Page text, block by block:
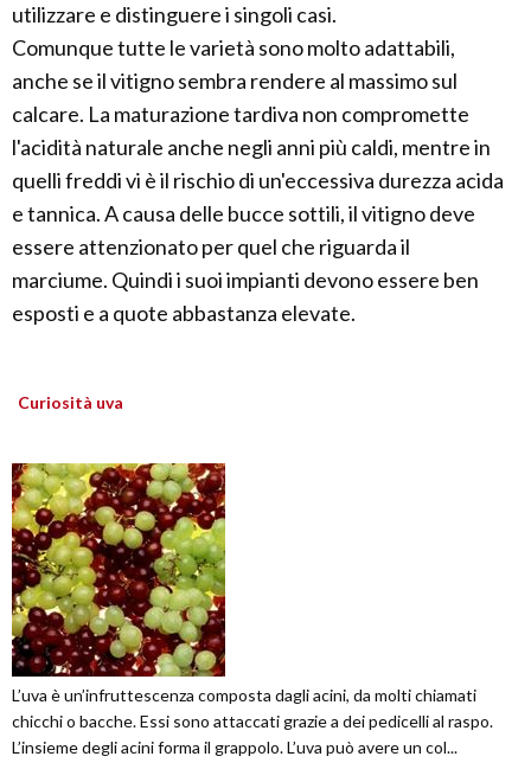
utilizzare e distinguere i singoli casi.
Comunque tutte le varietà sono molto adattabili,
anche se il vitigno sembra rendere al massimo sul
calcare. La maturazione tardiva non compromette
l'acidità naturale anche negli anni più caldi, mentre in
quelli freddi vi è il rischio di un'eccessiva durezza acida
e tannica. A causa delle bucce sottili, il vitigno deve
essere attenzionato per quel che riguarda il
marciume. Quindi i suoi impianti devono essere ben
esposti e a quote abbastanza elevate.
Curiosità uva
L’uva è un’infruttescenza composta dagli acini, da molti chiamati
chicchi o bacche. Essi sono attaccati grazie a dei pedicelli al raspo.
L’insieme degli acini forma il grappolo. L’uva può avere un col...